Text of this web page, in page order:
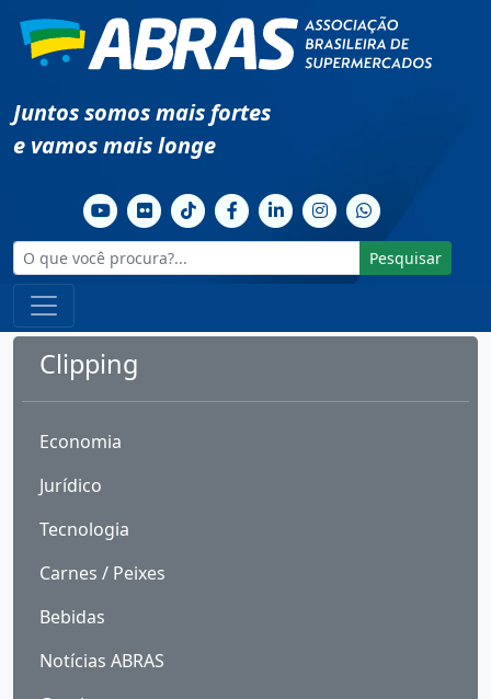
Juntos somos mais fortes
e vamos mais longe
Pesquisar
Clipping
Economia
Jurídico
Tecnologia
Carnes / Peixes
Bebidas
Notícias ABRAS